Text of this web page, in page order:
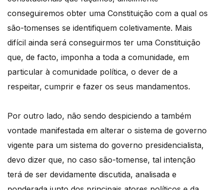
conseguiremos obter uma Constituição com a qual os
são-tomenses se identifiquem coletivamente. Mais
difícil ainda será conseguirmos ter uma Constituição
que, de facto, imponha a toda a comunidade, em
particular à comunidade política, o dever de a
respeitar, cumprir e fazer os seus mandamentos.
Por outro lado, não sendo despiciendo a também
vontade manifestada em alterar o sistema de governo
vigente para um sistema do governo presidencialista,
devo dizer que, no caso são-tomense, tal intenção
terá de ser devidamente discutida, analisada e